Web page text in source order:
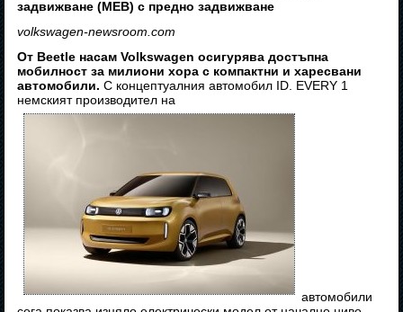
задвижване (MEB) с предно задвижване
volkswagen-newsroom.com
От Beetle насам Volkswagen осигурява достъпна
мобилност за милиони хора с компактни и харесвани
автомобили. С концептуалния автомобил ID. EVERY 1
немският производител на
автомобили